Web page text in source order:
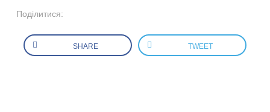
Поділитися:
SHARE TWEET